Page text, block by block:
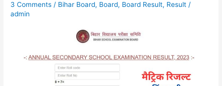
3 Comments / Bihar Board, Board, Board Result, Result /
admin
Link: